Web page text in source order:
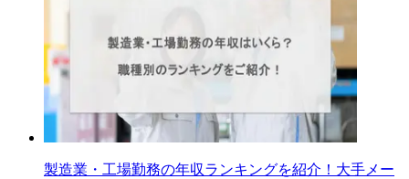
製造業・工場勤務の年収ランキングを紹介！大手メー